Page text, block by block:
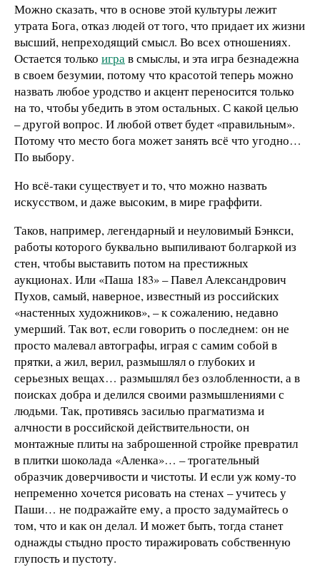
Можно сказать, что в основе этой культуры лежит
утрата Бога, отказ людей от того, что придает их жизни
высший, непреходящий смысл. Во всех отношениях.
Остается только играв смыслы, и эта игра безнадежна
в своем безумии, потому что красотой теперь можно
назвать любое уродство и акцент переносится только
на то, чтобы убедить в этом остальных. С какой целью
– другой вопрос. И любой ответ будет «правильным».
Потому что место бога может занять всё что угодно…
По выбору.
Но всё-таки существует и то, что можно назвать
искусством, и даже высоким, в мире граффити.
Таков, например, легендарный и неуловимый Бэнкси,
работы которого буквально выпиливают болгаркой из
стен, чтобы выставить потом на престижных
аукционах. Или «Паша 183» – Павел Александрович
Пухов, самый, наверное, известный из российских
«настенных художников», – к сожалению, недавно
умерший. Так вот, если говорить о последнем: он не
просто малевал автографы, играя с самим собой в
прятки, а жил, верил, размышлял о глубоких и
серьезных вещах… размышлял без озлобленности, а в
поисках добра и делился своими размышлениями с
людьми. Так, противясь засилью прагматизма и
алчности в российской действительности, он
монтажные плиты на заброшенной стройке превратил
в плитки шоколада «Аленка»… – трогательный
образчик доверчивости и чистоты. И если уж кому-то
непременно хочется рисовать на стенах – учитесь у
Паши… не подражайте ему, а просто задумайтесь о
том, что и как он делал. И может быть, тогда станет
однажды стыдно просто тиражировать собственную
глупость и пустоту.